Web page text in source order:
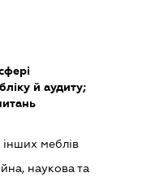
й аудиту;
меблів
наукова та